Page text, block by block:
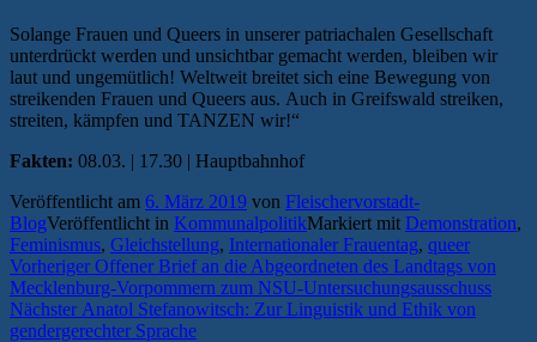
Solange Frauen und Queers in unserer patriachalen Gesellschaft
unterdrückt werden und unsichtbar gemacht werden, bleiben wir
laut und ungemütlich! Weltweit breitet sich eine Bewegung von
streikenden Frauen und Queers aus. Auch in Greifswald streiken,
streiten, kämpfen und TANZEN wir!“
Fakten: 08.03. | 17.30 | Hauptbahnhof
Veröffentlicht am 6. März 2019 von Fleischervorstadt-
BlogVeröffentlicht in KommunalpolitikMarkiert mit Demonstration,
Feminismus, Gleichstellung, Internationaler Frauentag, queer
Beitragsnavigation
Vorheriger Vorheriger
Beitrag:
Offener Brief an die Abgeordneten des Landtags von
Mecklenburg-Vorpommern zum NSU-Untersuchungsausschuss
Nächster Nächster
Beitrag:
Anatol Stefanowitsch: Zur Linguistik und Ethik von
gendergerechter Sprache